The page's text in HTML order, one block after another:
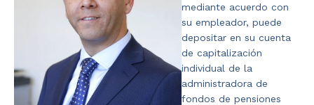
mediante acuerdo con
su empleador, puede
depositar en su cuenta
de capitalización
individual de la
administradora de
fondos de pensiones